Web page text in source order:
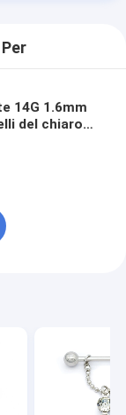
14G 1.6mm
del chiaro